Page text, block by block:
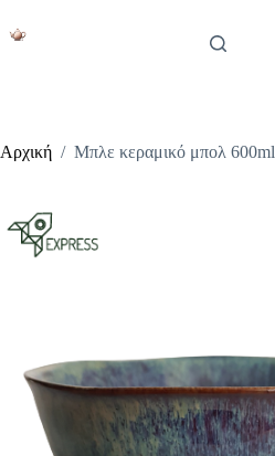
στο
Αρχική / Μπλε κεραμικό μπολ